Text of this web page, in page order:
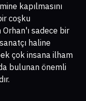
kapılmasını
coşku
sadece bir
haline
çok insana ilham
bulunan önemli